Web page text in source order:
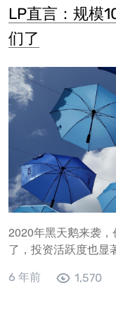
LP直言：规模
们了
2020年黑天鹅来袭
了，投资活跃度也显
6 年前 1,570